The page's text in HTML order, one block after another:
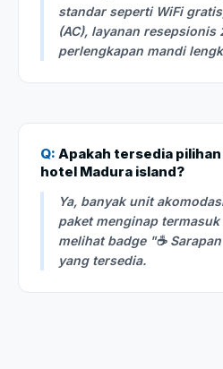
standar seperti WiFi
(AC), layanan resepsionis
perlengkapan mandi
Q: Apakah tersedia
hotel Madura island?
Ya, banyak unit
paket menginap
melihat badge "☕
yang tersedia.